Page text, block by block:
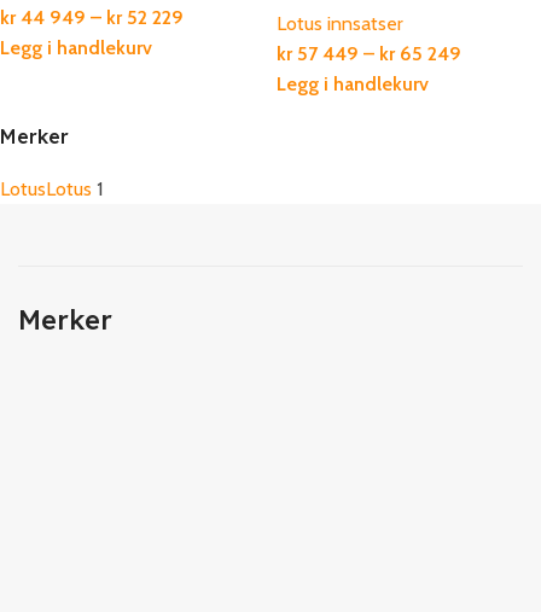
Merker
LotusLotus 1
kr44 949 – kr52 229
Legg i handlekurv
Lotus innsatser
kr57 449 – kr65 249
Legg i handlekurv
Merker